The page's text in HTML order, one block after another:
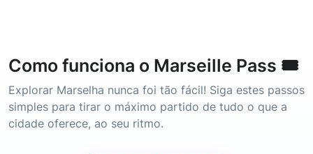
Como funciona o Marseille Pass 🎟️
Explorar Marselha nunca foi tão fácil! Siga estes passos
simples para tirar o máximo partido de tudo o que a
cidade oferece, ao seu ritmo.